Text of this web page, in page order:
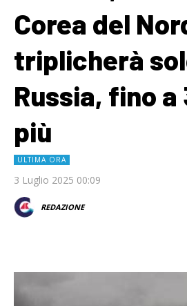
Corea del
triplicherà
Russia, fino a
più
ULTIMA ORA
3 Luglio 2025 00:09
REDAZIONE